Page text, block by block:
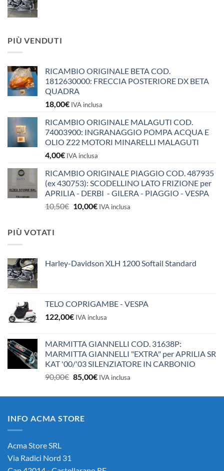
PIÙ VENDUTI
RICAMBIO ORIGINALE BETA COD.
1812630000: FRECCIA POSTERIORE DX BETA
QUADRA
18,00€ IVA inclusa
RICAMBIO ORIGINALE MALAGUTI COD.
74003900: INGRANAGGIO POMPA ACQUA E
OLIO Z22 MOTORI MINARELLI MALAGUTI
4,00€ IVA inclusa
RICAMBIO ORIGINALE PIAGGIO COD. 487935
(ex 430753): SCODELLINO LATO FRIZIONE per
APRILIA - DERBI - GILERA - PIAGGIO - VESPA
10,50€ Il
10,00€IlIVA inclusa
PIÙ VOTATI
Harley-Davidson XLH 1200 Softail Standard
TELO COPRIGAMBE - VESPA
122,00€ IVA inclusa
MARMITTA GIANNELLI COD. 31638P:
MARMITTA GIANNELLI "EXTRA" per APRILIA SR
KAT '00/'03 SILENZIATORE IN CARBONIO
90,00€ Il
originale
90,00€.
85,00€Il
attuale
IVA inclusa
INFO ACMA STORE
Acma Store SRL
Via Radici Nord 31